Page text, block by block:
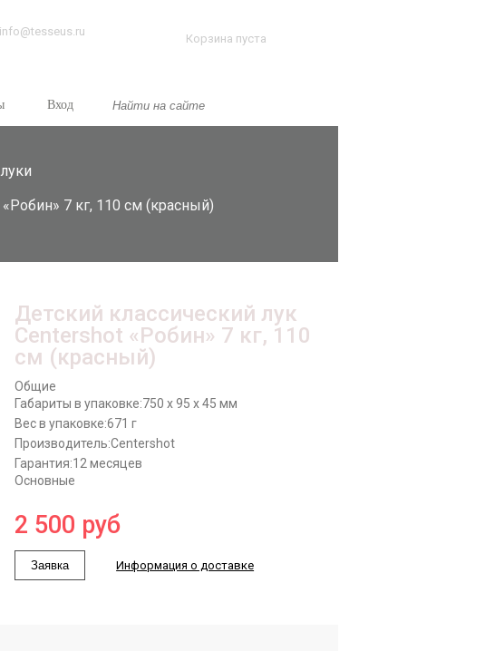
info@tesseus.ru
Корзина пуста
Вход
7 кг, 110 см (красный)
Детский классический лук
Centershot «Робин» 7 кг, 110
см (красный)
Общие
Габариты в упаковке:750 x 95 x 45 мм
Вес в упаковке:671 г
Производитель:Centershot
Гарантия:12 месяцев
Основные
2 500 руб
Заявка Информация о доставке